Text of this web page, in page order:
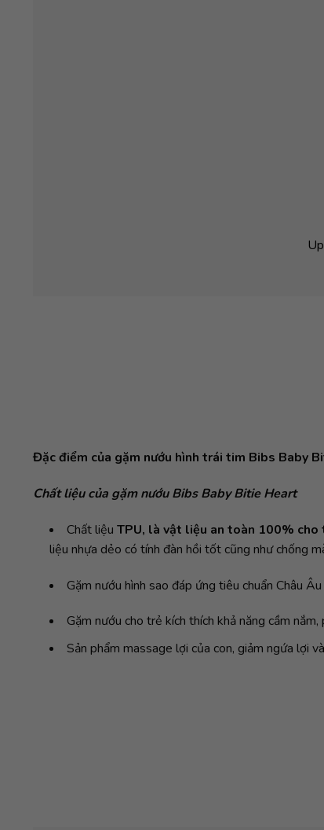
Đặc điểm của gặm nướu hình trái tim Bibs Baby
Chất liệu của gặm nướu Bibs Baby Bitie Heart
Chất liệu TPU, là vật liệu an toàn 100% cho
liệu nhựa dẻo có tính đàn hồi tốt cũng như chống
Gặm nướu hình sao đáp ứng tiêu chuẩn Châu
Gặm nướu cho trẻ kích thích khả năng cầm
Sản phẩm massage lợi của con, giảm ngứa lợi